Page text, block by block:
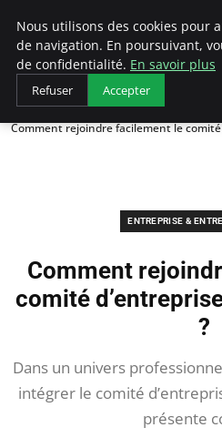
LECFCM
Accueil
Entreprise & Entrepreneuriat
Comment rejoindre facilement le comité
ENTREPRISE &
Comment
comité
?
Dans un univers
intégrer le comité
présente
Nous utilisons des cookies pour
de navigation. En poursuivant,
de confidentialité. En savoir plus
Refuser Accepter